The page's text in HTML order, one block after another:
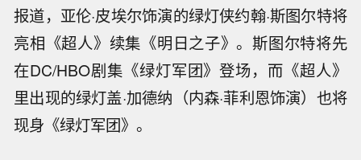
报道，亚伦·皮埃尔饰演的绿灯侠约翰·斯图尔特将
亮相《超人》续集《明日之子》。斯图尔特将先
在DC/HBO剧集《绿灯军团》登场，而《超人》
里出现的绿灯盖·加德纳（内森·菲利恩饰演）也将
现身《绿灯军团》。